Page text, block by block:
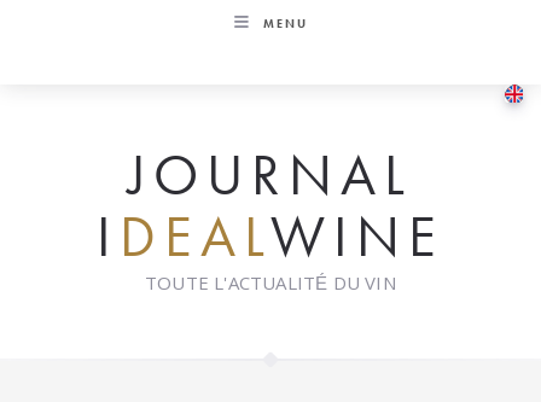
MENU
JOURNAL
I DEALWINE
TOUTE L'ACTUALITÉ DU VIN